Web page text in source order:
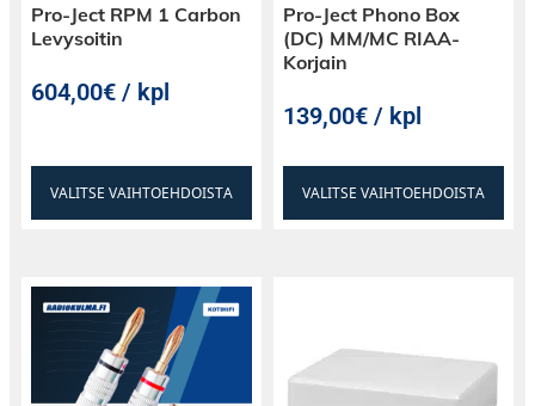
Pro-Ject RPM 1 Carbon
Levysoitin
604,00€ / kpl
VALITSE VAIHTOEHDOISTA
Pro-Ject Phono Box
(DC) MM/MC RIAA-
Korjain
139,00€ / kpl
VALITSE VAIHTOEHDOISTA